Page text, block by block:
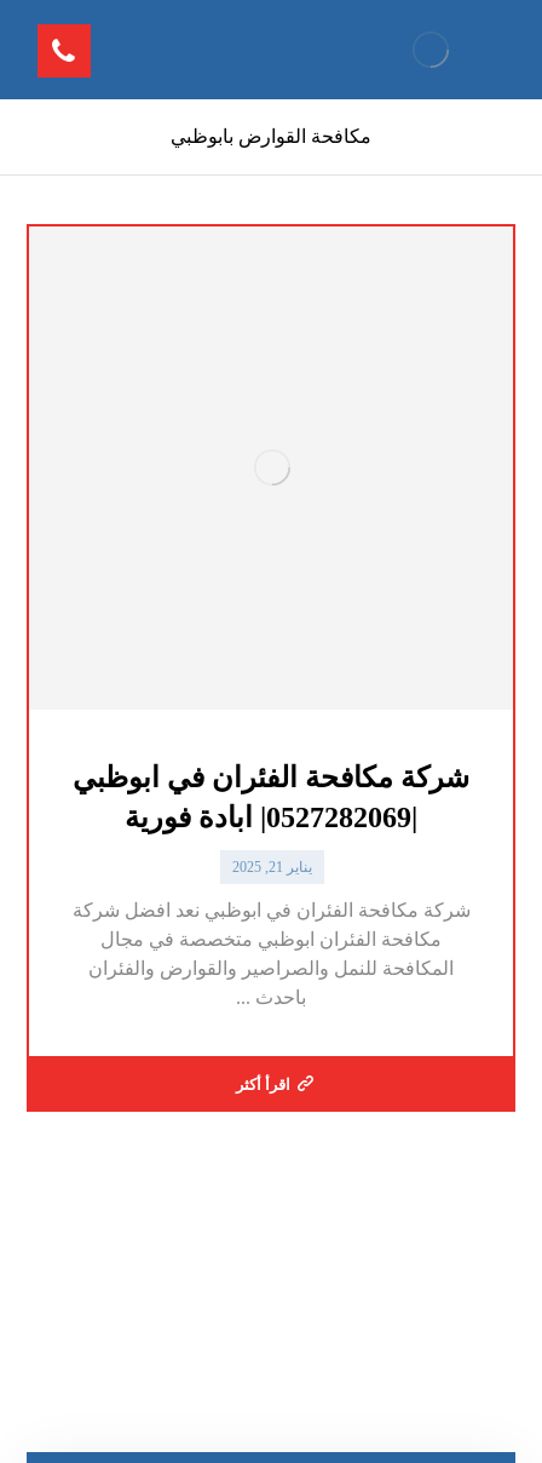
مكافحة القوارض بابوظبي
شركة مكافحة الفئران في ابوظبي
يناير 21, 2025
شركة مكافحة الفئران في ابوظبي نعد افضل شركة
مكافحة الفئران ابوظبي متخصصة في مجال
المكافحة للنمل والصراصير والقوارض والفئران
باحدث ...
اقرأ أكثر